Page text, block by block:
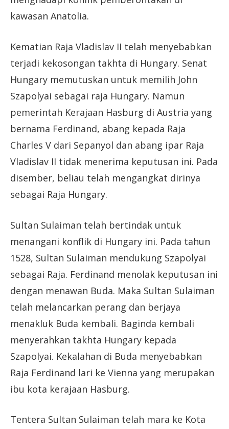
kawasan Anatolia.
Kematian Raja Vladislav II telah menyebabkan
terjadi kekosongan takhta di Hungary. Senat
Hungary memutuskan untuk memilih John
Szapolyai sebagai raja Hungary. Namun
pemerintah Kerajaan Hasburg di Austria yang
bernama Ferdinand, abang kepada Raja
Charles V dari Sepanyol dan abang ipar Raja
Vladislav II tidak menerima keputusan ini. Pada
disember, beliau telah mengangkat dirinya
sebagai Raja Hungary.
Sultan Sulaiman telah bertindak untuk
menangani konflik di Hungary ini. Pada tahun
1528, Sultan Sulaiman mendukung Szapolyai
sebagai Raja. Ferdinand menolak keputusan ini
dengan menawan Buda. Maka Sultan Sulaiman
telah melancarkan perang dan berjaya
menakluk Buda kembali. Baginda kembali
menyerahkan takhta Hungary kepada
Szapolyai. Kekalahan di Buda menyebabkan
Raja Ferdinand lari ke Vienna yang merupakan
ibu kota kerajaan Hasburg.
Tentera Sultan Sulaiman telah mara ke Kota